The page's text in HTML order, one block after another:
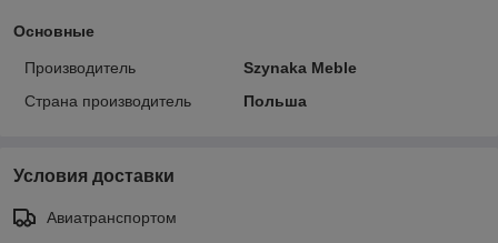
Основные
Производитель
Szynaka Meble
Страна производитель
Польша
Условия доставки
Авиатранспортом